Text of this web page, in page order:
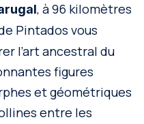
, à 96 kilomètres
Pintados vous
l’art ancestral du
figures
et géométriques
entre les